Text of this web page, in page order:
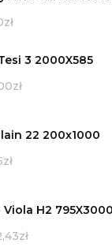
zł
3 2000X585
zł
22 200x1000
zł
Viola H2 795X3000
zł